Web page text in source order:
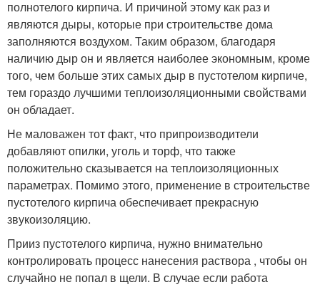
полнотелого кирпича. И причиной этому как раз и
являются дыры, которые при строительстве дома
заполняются воздухом. Таким образом, благодаря
наличию дыр он и является наиболее экономным, кроме
того, чем больше этих самых дыр в пустотелом кирпиче,
тем гораздо лучшими теплоизоляционными свойствами
он обладает.
Не маловажен тот факт, что припроизводители
добавляют опилки, уголь и торф, что также
положительно сказывается на теплоизоляционных
параметрах. Помимо этого, применение в строительстве
пустотелого кирпича обеспечивает прекрасную
звукоизоляцию.
Прииз пустотелого кирпича, нужно внимательно
контролировать процесс нанесения раствора , чтобы он
случайно не попал в щели. В случае если работа